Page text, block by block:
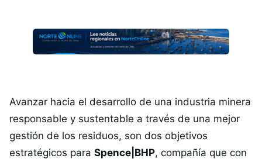
Avanzar hacia el desarrollo de una industria minera
responsable y sustentable a través de una mejor
gestión de los residuos, son dos objetivos
estratégicos para Spence|BHP, compañía que con